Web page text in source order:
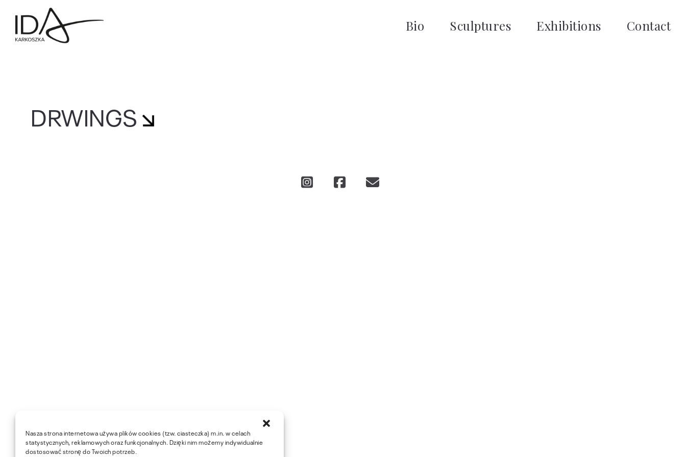
Nasza strona internetowa używa plików cookies (tzw. ciasteczka) m.in. w celach
statystycznych, reklamowych oraz funkcjonalnych. Dzięki nim możemy indywidualnie
dostosować stronę do Twoich potrzeb.
Bio Sculptures Exhibitions Contact
DRWINGS